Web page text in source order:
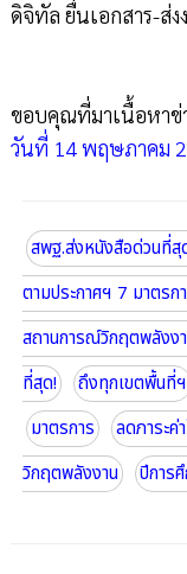
ดิจิทัล ยื่นเอกสาร-ส่
ขอบคุณที่มาเนื้อหาข่
วันที่ 14 พฤษภาคม
สพฐ.ส่งหนังสือด่วนที่
ตามประกาศฯ 7 มาตรก
สถานการณ์วิกฤตพลังง
ที่สุด!
ถึงทุกเขตพื้นที่ฯ
มาตรการ
ลดภาระค่
วิกฤตพลังงาน
ปีการ